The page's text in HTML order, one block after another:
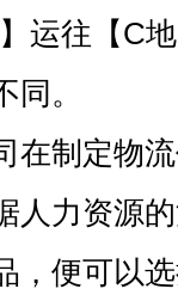
运往【C
。
在制定物
人力资源
，便可以